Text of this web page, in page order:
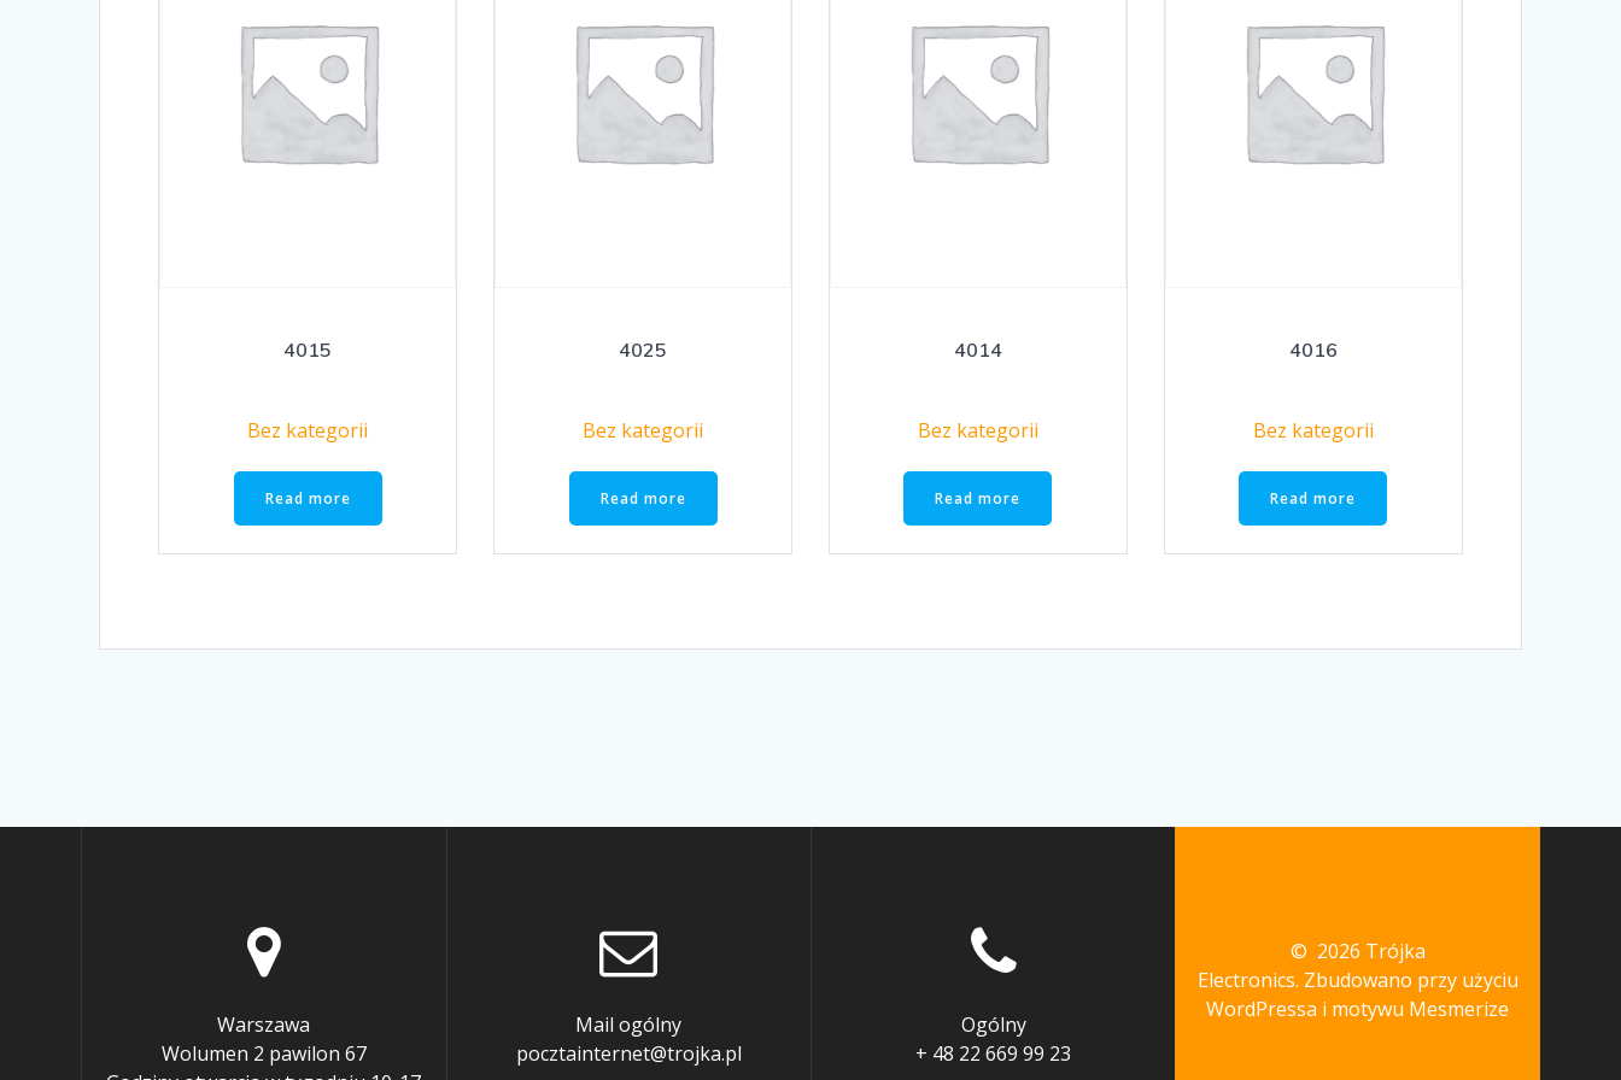
4015
Bez kategorii
Read more
4025
Bez kategorii
Read more
4014
Bez kategorii
Read more
4016
Bez kategorii
Read more
Warszawa
Wolumen 2 pawilon 67
Mail ogólny
pocztainternet@trojka.pl
Ogólny
+ 48 22 669 99 23
© 2026 Trójka
Electronics. Zbudowano przy użyciu
WordPressa i motywu Mesmerize